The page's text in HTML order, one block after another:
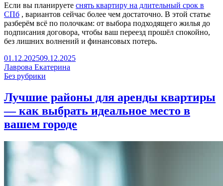
Если вы планируете снять квартиру на длительный срок в
СПб , вариантов сейчас более чем достаточно. В этой статье
разберём всё по полочкам: от выбора подходящего жилья до
подписания договора, чтобы ваш переезд прошёл спокойно,
без лишних волнений и финансовых потерь.
01.12.202509.12.2025
Лаврова Екатерина
Без рубрики
Лучшие районы для аренды квартиры
— как выбрать идеальное место в
вашем городе